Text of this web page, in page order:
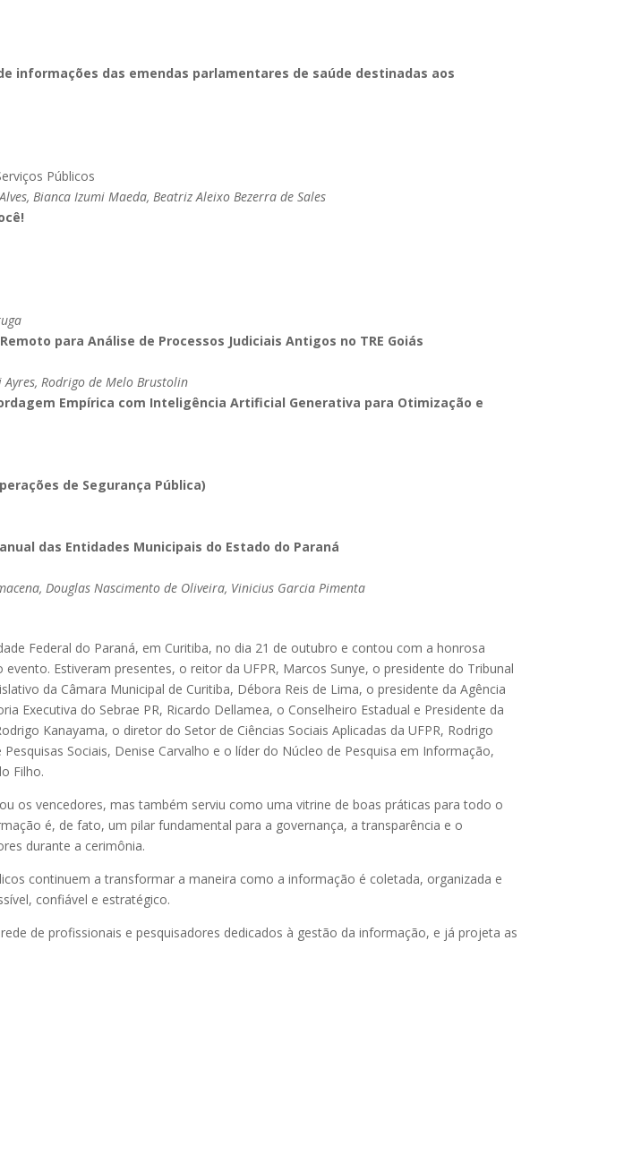
informações das emendas parlamentares de saúde destinadas aos
Públicos
Bianca Izumi Maeda, Beatriz Aleixo Bezerra de Sales
para Análise de Processos Judiciais Antigos no TRE Goiás
Rodrigo de Melo Brustolin
Empírica com Inteligência Artificial Generativa para Otimização e
de Segurança Pública)
das Entidades Municipais do Estado do Paraná
Douglas Nascimento de Oliveira, Vinicius Garcia Pimenta
Federal do Paraná, em Curitiba, no dia 21 de outubro e contou com a honrosa
Estiveram presentes, o reitor da UFPR, Marcos Sunye, o presidente do Tribunal
da Câmara Municipal de Curitiba, Débora Reis de Lima, o presidente da Agência
Executiva do Sebrae PR, Ricardo Dellamea, o Conselheiro Estadual e Presidente da
Kanayama, o diretor do Setor de Ciências Sociais Aplicadas da UFPR, Rodrigo
Sociais, Denise Carvalho e o líder do Núcleo de Pesquisa em Informação,
Filho.
os vencedores, mas também serviu como uma vitrine de boas práticas para todo o
é, de fato, um pilar fundamental para a governança, a transparência e o
durante a cerimônia.
continuem a transformar a maneira como a informação é coletada, organizada e
confiável e estratégico.
de profissionais e pesquisadores dedicados à gestão da informação, e já projeta as